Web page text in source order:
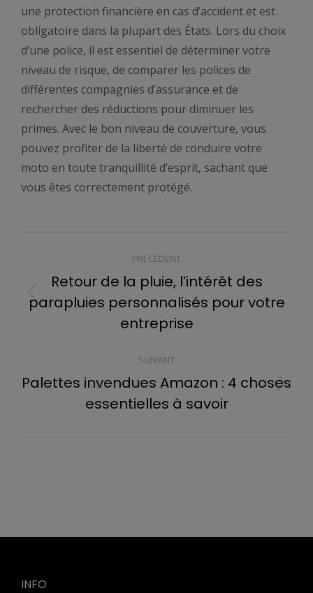
une protection financière en cas d’accident et est
obligatoire dans la plupart des États. Lors du choix
d’une police, il est essentiel de déterminer votre
niveau de risque, de comparer les polices de
différentes compagnies d’assurance et de
rechercher des réductions pour diminuer les
primes. Avec le bon niveau de couverture, vous
pouvez profiter de la liberté de conduire votre
moto en toute tranquillité d’esprit, sachant que
vous êtes correctement protégé.
NAVIGATION
ARTICLE
PRÉCÉDENT
Article
précédent
Retour de la pluie, l’intérêt des
parapluies personnalisés pour votre
entreprise
SUIVANT
Article
suivant
Palettes invendues Amazon : 4 choses
essentielles à savoir
INFO